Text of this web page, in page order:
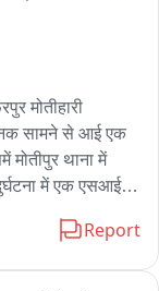
मोतीहारी
सामने से आई एक
मोतीपुर थाना में
में एक एसआई
में भर्ती कराया गया
Report